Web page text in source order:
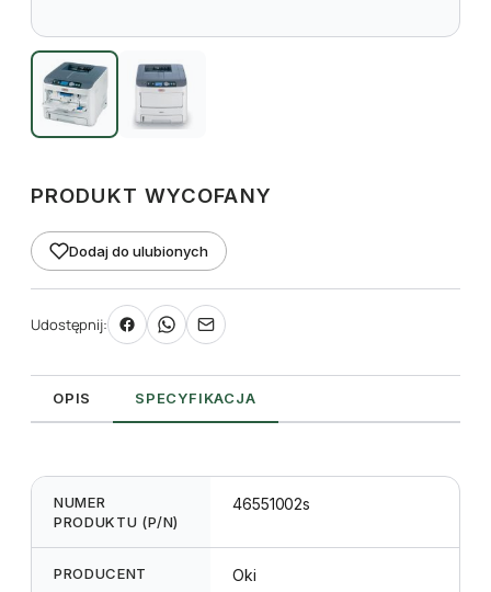
PRODUKT WYCOFANY
Dodaj do ulubionych
Udostępnij:
OPIS SPECYFIKACJA
NUMER
PRODUKTU (P/N)
46551002s
PRODUCENT Oki